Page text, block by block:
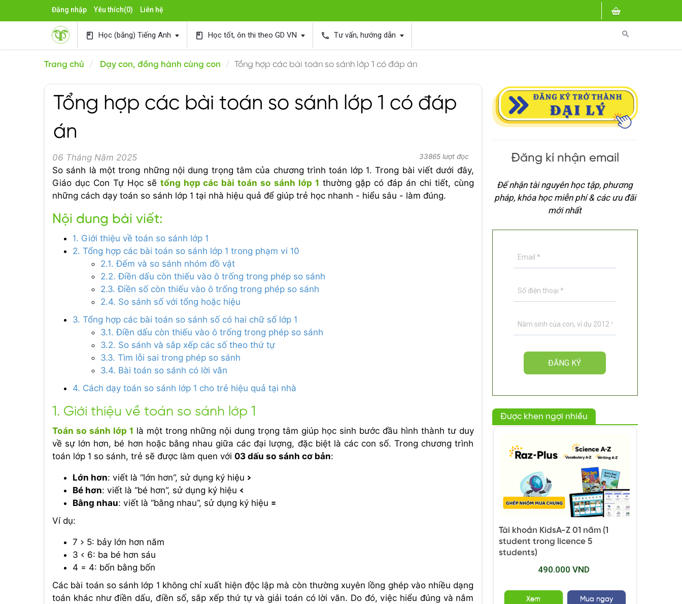
Đăng nhập Yêu thích(0) Liên hệ
search
book Học (bằng) Tiếng Anh book Học tốt, ôn thi theo GD VN phone Tư vấn, hướng dẫn
Trang chủ Dạy con, đồng hành cùng con Tổng hợp các bài toán so sánh lớp 1 có đáp án
Tổng hợp các bài toán so sánh lớp 1 có đáp
án
06 Tháng Năm 2025 33865 lượt đọc
So sánh là một trong những nội dung trọng tâm của chương trình toán lớp 1. Trong bài viết dưới đây,
Giáo dục Con Tự Học sẽ tổng hợpcác bài toán so sánh lớp 1 thường gặp có đáp án chi tiết, cùng
những cách dạy toán so sánh lớp 1 tại nhà hiệu quả để giúp trẻ học nhanh - hiểu sâu - làm đúng.
Nội dung bài viết:
1. Giới thiệu về toán so sánh lớp 1
2. Tổng hợp các bài toán so sánh lớp 1 trong phạm vi 10
2.1. Đếm và so sánh nhóm đồ vật
2.2. Điền dấu còn thiếu vào ô trống trong phép so sánh
2.3. Điền số còn thiếu vào ô trống trong phép so sánh
2.4. So sánh số với tổng hoặc hiệu
3. Tổng hợp các bài toán so sánh số có hai chữ số lớp 1
3.1. Điền dấu còn thiếu vào ô trống trong phép so sánh
3.2. So sánh và sắp xếp các số theo thứ tự
3.3. Tìm lỗi sai trong phép so sánh
3.4. Bài toán so sánh có lời văn
4. Cách dạy toán so sánh lớp 1 cho trẻ hiệu quả tại nhà
1. Giới thiệu về toán so sánh lớp 1
Toán so sánh lớp 1 là một trong những nội dung trọng tâm giúp học sinh bước đầu hình thành tư duy
về sự lớn hơn, bé hơn hoặc bằng nhau giữa các đại lượng, đặc biệt là các con số. Trong chương trình
toán lớp 1 so sánh, trẻ sẽ được làm quen với 03 dấu so sánh cơ bản:
Lớn hơn: viết là “lớn hơn”, sử dụng ký hiệu >
Bé hơn: viết là “bé hơn”, sử dụng ký hiệu <
Bằng nhau: viết là “bằng nhau”, sử dụng ký hiệu =
Ví dụ:
7 > 5: bảy lớn hơn năm
3 < 6: ba bé hơn sáu
4 = 4: bốn bằng bốn
Các bài toán so sánh lớp 1 không chỉ xuất hiện độc lập mà còn thường xuyên lồng ghép vào nhiều dạng
toán khác như điền dấu, điền số, sắp xếp thứ tự và giải toán có lời văn. Do đó, việc hiểu đúng và nắm
Đăng kí nhận email
Để nhận tài nguyên học tập, phương
pháp, khóa học miễn phí & các ưu đãi
mới nhất
Được khen ngợi nhiều
Tài khoản KidsA-Z 01 năm (1
student trong licence 5
students)
490.000 VND
Xem Mua ngay